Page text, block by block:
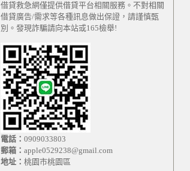
借貸救急網僅提供借貸平台相關服務。不對相關
借貸廣告/需求等各種訊息做出保證，請謹慎甄
別。發現詐騙請向本站或165檢舉!
電話： 0909033803
郵箱： apple0529238@gmail.com
地址： 桃園市桃園區